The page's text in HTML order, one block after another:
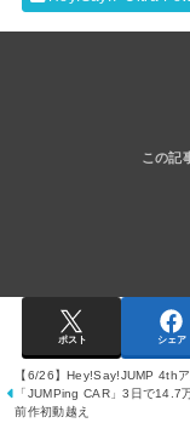
ポスト シェア
【6/26】Hey!Say!JUMP 4th
「JUMPing CAR」3日で14.7
前作初動越え